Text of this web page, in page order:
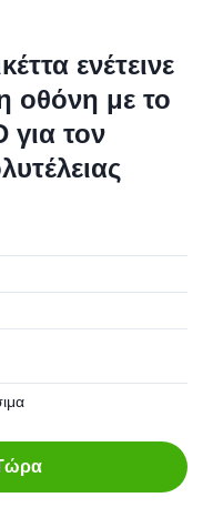
ενέτεινε
οθόνη με το
για τον